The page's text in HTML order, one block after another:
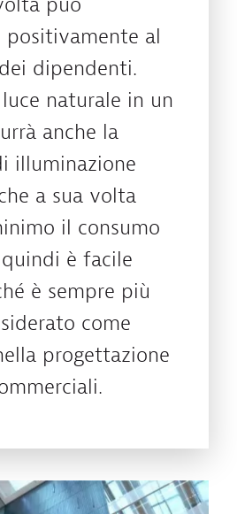
al
dipendenti.
naturale in un
anche la
illuminazione
a sua volta
il consumo
è facile
è sempre più
come
progettazione